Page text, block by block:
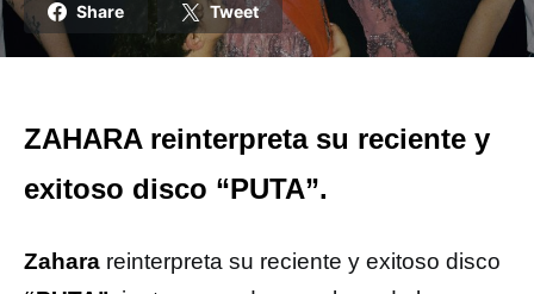
Share Tweet
ZAHARA reinterpreta su reciente y
exitoso disco “PUTA”.
Zahara reinterpreta su reciente y exitoso disco